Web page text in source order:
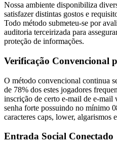
Nossa ambiente disponibiliza
satisfazer distintas gostos e
Todo método submeteu-se por
auditoria terceirizada para
proteção de informações.
Verificação Convencional
O método convencional continua
de 78% dos estes jogadores
inscrição de certo e-mail de e-mail
senha forte possuindo no mínimo
caracteres caps, lower, algarismos
Entrada Social Conectado